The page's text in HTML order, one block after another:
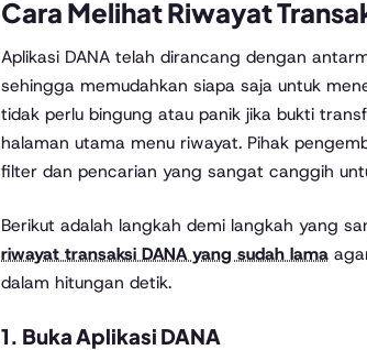
Cara Melihat Riwayat
Aplikasi DANA telah dirancang dengan
sehingga memudahkan siapa saja untuk
tidak perlu bingung atau panik jika bukti
halaman utama menu riwayat. Pihak
filter dan pencarian yang sangat canggih
Berikut adalah langkah demi langkah yang
riwayat transaksi DANA yang sudah lama
dalam hitungan detik.
1. Buka Aplikasi DANA